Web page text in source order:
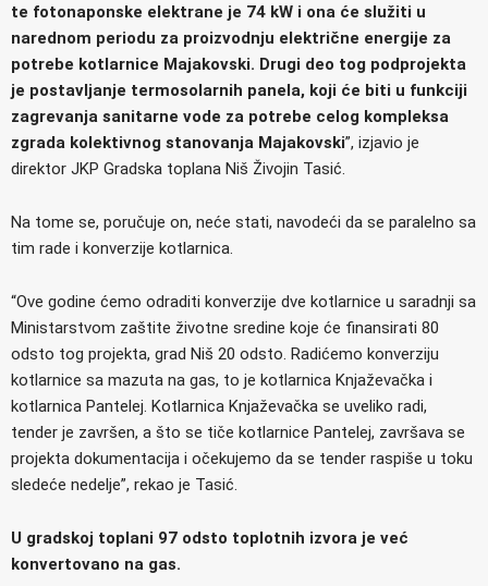
te fotonaponske elektrane je 74 kW i ona će služiti u
narednom periodu za proizvodnju električne energije za
potrebe kotlarnice Majakovski. Drugi deo tog podprojekta
je postavljanje termosolarnih panela, koji će biti u funkciji
zagrevanja sanitarne vode za potrebe celog kompleksa
zgrada kolektivnog stanovanja Majakovski”, izjavio je
direktor JKP Gradska toplana Niš Živojin Tasić.
Na tome se, poručuje on, neće stati, navodeći da se paralelno sa
tim rade i konverzije kotlarnica.
“Ove godine ćemo odraditi konverzije dve kotlarnice u saradnji sa
Ministarstvom zaštite životne sredine koje će finansirati 80
odsto tog projekta, grad Niš 20 odsto. Radićemo konverziju
kotlarnice sa mazuta na gas, to je kotlarnica Knjaževačka i
kotlarnica Pantelej. Kotlarnica Knjaževačka se uveliko radi,
tender je završen, a što se tiče kotlarnice Pantelej, završava se
projekta dokumentacija i očekujemo da se tender raspiše u toku
sledeće nedelje”, rekao je Tasić.
U gradskoj toplani 97 odsto toplotnih izvora je već
konvertovano na gas.